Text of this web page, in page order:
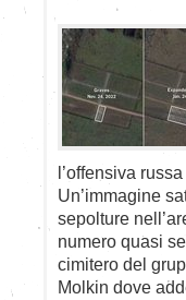
l’offensiva
Un’immagine
sepolture
numero quasi
cimitero del
Molkin dove